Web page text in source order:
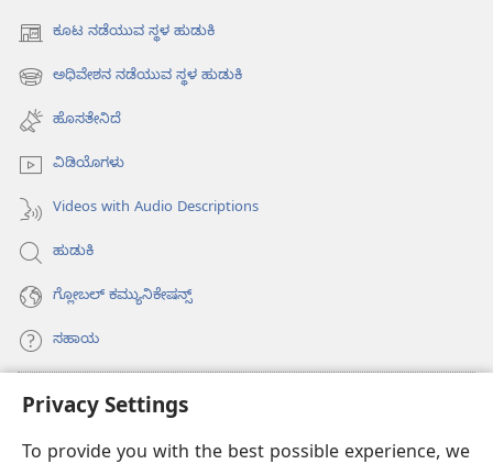
Privacy Settings
To provide you with the best possible experience, we
ಕೂಟ ನಡೆಯುವ ಸ್ಥಳ ಹುಡುಕಿ
(opens
new
window)
ಅಧಿವೇಶನ ನಡೆಯುವ ಸ್ಥಳ ಹುಡುಕಿ
(opens
new
window)
ಹೊಸತೇನಿದೆ
ವಿಡಿಯೊಗಳು
Videos with Audio Descriptions
ಹುಡುಕಿ
ಗ್ಲೋಬಲ್‌ ಕಮ್ಯುನಿಕೇಷನ್ಸ್‌
ಸಹಾಯ
ಕಾಣಿಕೆಗಳು
(opens
window)